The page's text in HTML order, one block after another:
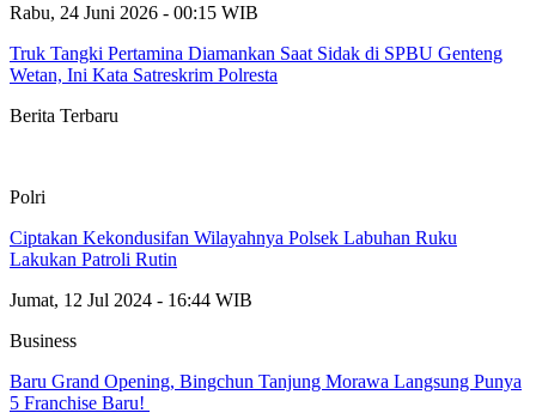
Rabu, 24 Juni 2026 - 00:15 WIB
Truk Tangki Pertamina Diamankan Saat Sidak di SPBU Genteng
Wetan, Ini Kata Satreskrim Polresta
Berita Terbaru
Polri
Ciptakan Kekondusifan Wilayahnya Polsek Labuhan Ruku
Lakukan Patroli Rutin
Jumat, 12 Jul 2024 - 16:44 WIB
Business
‎Baru Grand Opening, Bingchun Tanjung Morawa Langsung Punya
5 Franchise Baru! ‎